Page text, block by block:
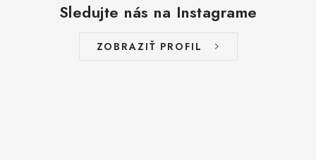
Sledujte nás na Instagrame
ZOBRAZIŤ PROFIL